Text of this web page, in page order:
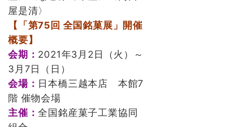
屋是清〉
【「第75回 全国銘菓展」開催
概要】
会期： 2021年3月2日（火）～
3月7日（日）
会場： 日本橋三越本店 本館7
階 催物会場
主催：全国銘産菓子工業協同